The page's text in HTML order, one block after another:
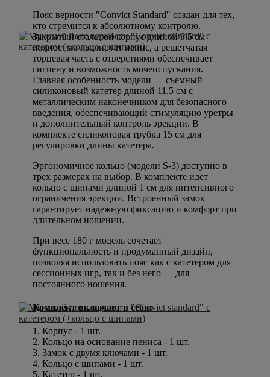
Пояс верности "Convict Standard" создан для тех,
кто стремится к абсолютному контролю.
Закрытый стальной корпус длиной 9.5 см
полностью изолирует пенис, а решетчатая
торцевая часть с отверстиями обеспечивает
гигиену и возможность мочеиспускания.
Главная особенность модели — съемный
силиконовый катетер длиной 11.5 см с
металлическим наконечником для безопасного
введения, обеспечивающий стимуляцию уретры
и дополнительный контроль эрекции. В
комплекте силиконовая трубка 15 см для
регулировки длины катетера.
Эргономичное кольцо (модели S-3) доступно в
трех размерах на выбор. В комплекте идет
кольцо с шипами длиной 1 см для интенсивного
ограничения эрекции. Встроенный замок
гарантирует надежную фиксацию и комфорт при
длительном ношении.
При весе 180 г модель сочетает
функциональность и продуманный дизайн,
позволяя использовать пояс как с катетером для
сессионных игр, так и без него — для
постоянного ношения.
Комплект включает в себя:
1. Корпус - 1 шт.
2. Кольцо на основание пениса - 1 шт.
3. Замок с двумя ключами - 1 шт.
4. Кольцо с шипами - 1 шт.
5. Катетер - 1 шт.